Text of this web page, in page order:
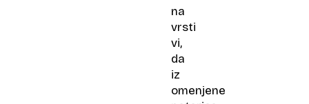
na
vrsti
vi,
da
iz
omenjene